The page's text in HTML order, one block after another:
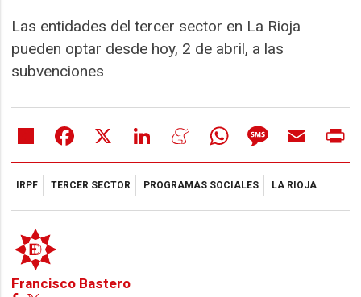
Las entidades del tercer sector en La Rioja
pueden optar desde hoy, 2 de abril, a las
subvenciones
Share Facebook LinkedIn MeneameWhatsAppMessageEmail
IRPF TERCER SECTOR PROGRAMAS SOCIALES LA RIOJA
Francisco Bastero